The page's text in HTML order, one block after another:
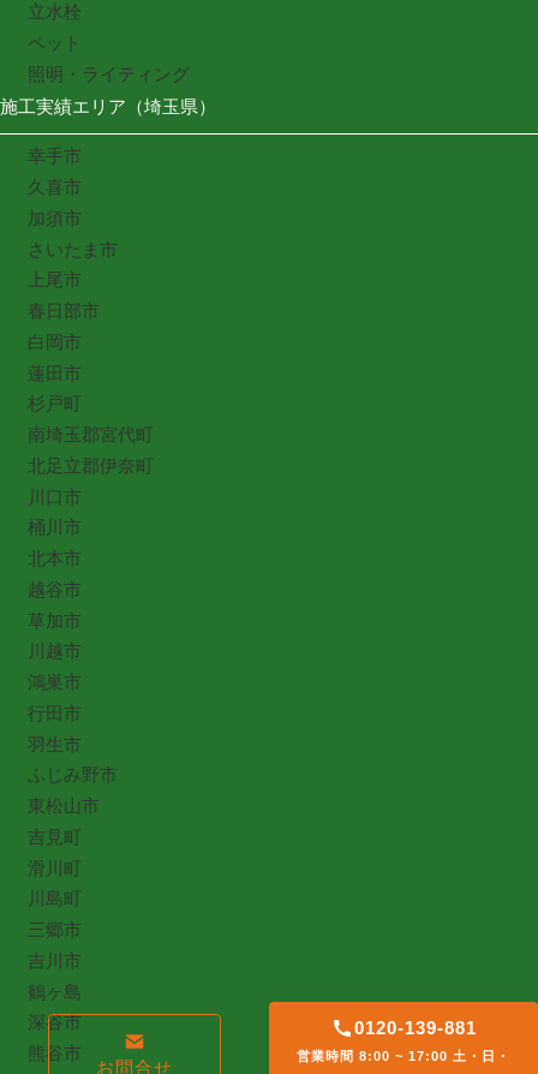
立水栓
ペット
照明・ライティング
施工実績エリア（埼玉県）
幸手市
久喜市
加須市
さいたま市
上尾市
春日部市
白岡市
蓮田市
杉戸町
南埼玉郡宮代町
北足立郡伊奈町
川口市
桶川市
北本市
越谷市
草加市
川越市
鴻巣市
行田市
羽生市
ふじみ野市
東松山市
吉見町
滑川町
川島町
三郷市
吉川市
鶴ヶ島
深谷市
熊谷市
お問合せ
0120-139-881
営業時間 8:00 ~ 17:00 土・日・